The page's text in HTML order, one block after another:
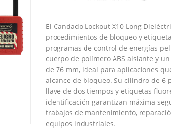
El Candado Lockout X10 Long
procedimientos de bloqueo y
programas de control de energías
cuerpo de polímero ABS aislante y
de 76 mm, ideal para aplicaciones
alcance de bloqueo. Su cilindro de 6
llave de dos tiempos y etiquetas
identificación garantizan máxima
trabajos de mantenimiento,
equipos industriales.